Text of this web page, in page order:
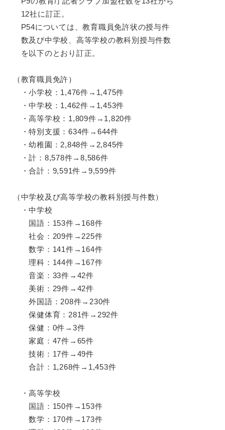
12社に訂正。
P54については、教育職員免許状の授与件
数及び中学校、高等学校の教科別授与件数
を以下のとおり訂正。
（教育職員免許）
・小学校：1,476件→1,475件
・中学校：1,462件→1,453件
・高等学校：1,809件→1,820件
・特別支援：634件→644件
・幼稚園：2,848件→2,845件
・計：8,578件→8,586件
・合計：9,591件→9,599件
（中学校及び高等学校の教科別授与件数）
・中学校
国語：153件→168件
社会：209件→225件
数学：141件→164件
理科：144件→167件
音楽：33件→42件
美術：29件→42件
外国語：208件→230件
保健体育：281件→292件
保健：0件→3件
家庭：47件→65件
技術：17件→49件
合計：1,268件→1,453件
・高等学校
国語：150件→153件
数学：170件→173件